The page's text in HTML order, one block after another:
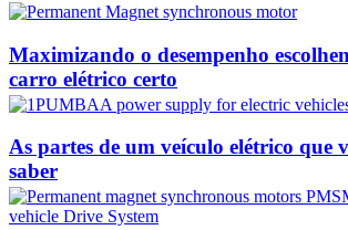
Maximizando o desempenho
carro elétrico certo
As partes de um veículo elétrico que
saber